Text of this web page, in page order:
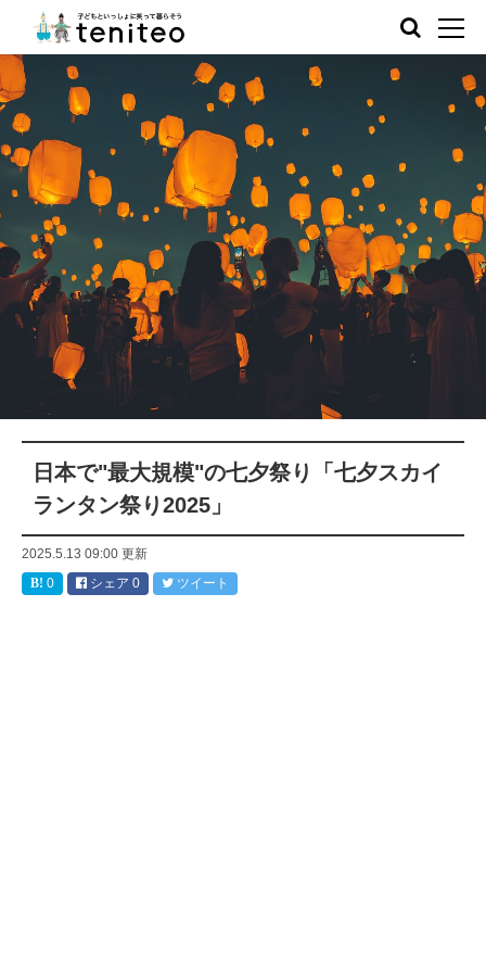
日本で"最大規模"の七夕祭り「七夕スカイ
ランタン祭り2025」
2025.5.13 09:00 更新
0
シェア 0 ツイート